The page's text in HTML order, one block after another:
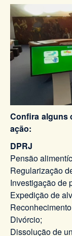
Confira alguns
ação:
DPRJ
Pensão
Regularização
Investigação de
Expedição de
Divórcio;
Dissolução de